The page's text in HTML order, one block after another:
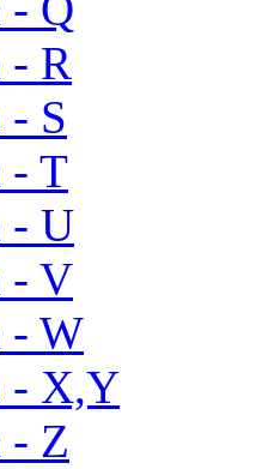
- R
S
- T
- U
- V
- W
- X,Y
- Z